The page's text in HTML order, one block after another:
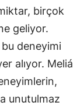
Zonguldak
Aksaray
Bayburt
Karaman
birçok
geliyor.
bu deneyimi
alıyor. Meliá
unutulmaz